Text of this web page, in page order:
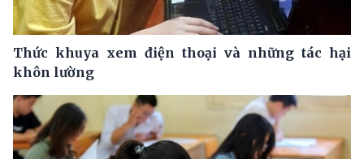
Thức khuya xem điện thoại và những tác hại
khôn lường